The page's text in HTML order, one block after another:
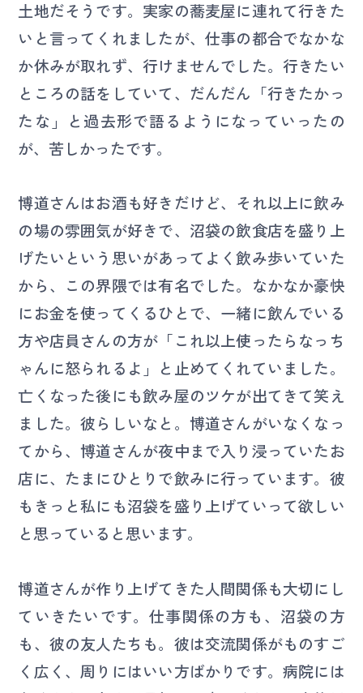
土地だそうです。実家の蕎麦屋に連れて行きた
いと言ってくれましたが、仕事の都合でなかな
か休みが取れず、行けませんでした。行きたい
ところの話をしていて、だんだん「行きたかっ
たな」と過去形で語るようになっていったの
が、苦しかったです。
博道さんはお酒も好きだけど、それ以上に飲み
の場の雰囲気が好きで、沼袋の飲食店を盛り上
げたいという思いがあってよく飲み歩いていた
から、この界隈では有名でした。なかなか豪快
にお金を使ってくるひとで、一緒に飲んでいる
方や店員さんの方が「これ以上使ったらなっち
ゃんに怒られるよ」と止めてくれていました。
亡くなった後にも飲み屋のツケが出てきて笑え
ました。彼らしいなと。博道さんがいなくなっ
てから、博道さんが夜中まで入り浸っていたお
店に、たまにひとりで飲みに行っています。彼
もきっと私にも沼袋を盛り上げていって欲しい
と思っていると思います。
博道さんが作り上げてきた人間関係も大切にし
ていきたいです。仕事関係の方も、沼袋の方
も、彼の友人たちも。彼は交流関係がものすご
く広く、周りにはいい方ばかりです。病院には